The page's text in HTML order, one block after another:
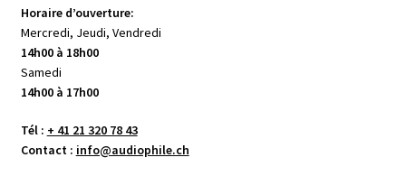
Horaire d’ouverture:
Mercredi, Jeudi, Vendredi
14h00 à 18h00
Samedi
14h00 à 17h00
Tél : + 41 21 320 78 43
Contact : info@audiophile.ch